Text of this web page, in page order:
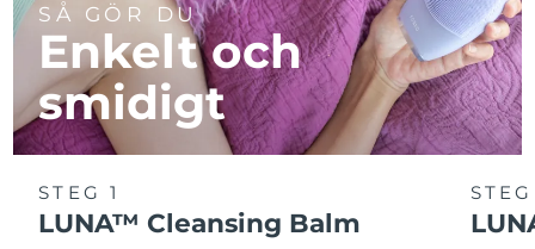
SÅ GÖR DU
Enkelt och
smidigt
STEG 1
LUNA™ Cleansing Balm